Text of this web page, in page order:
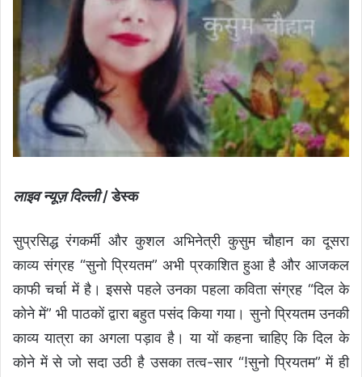
लाइव न्यूज़ दिल्ली/ डेस्क
सुप्रसिद्ध रंगकर्मी और कुशल अभिनेत्री कुसुम चौहान का दूसरा
काव्य संग्रह “सुनो प्रियतम” अभी प्रकाशित हुआ है और आजकल
काफी चर्चा में है। इससे पहले उनका पहला कविता संग्रह “दिल के
कोने में” भी पाठकों द्वारा बहुत पसंद किया गया। सुनो प्रियतम उनकी
काव्य यात्रा का अगला पड़ाव है। या यों कहना चाहिए कि दिल के
कोने में से जो सदा उठी है उसका तत्व-सार “!सुनो प्रियतम” में ही